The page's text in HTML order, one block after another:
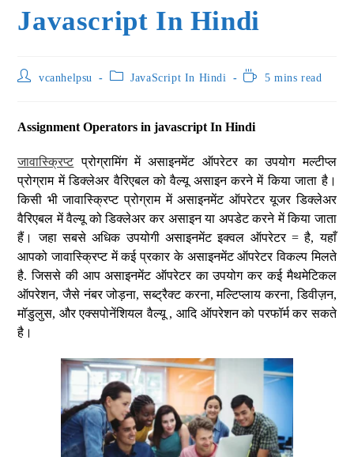
Javascript In Hindi
vcanhelpsu JavaScript In Hindi 5 mins read
Assignment Operators in javascript In Hindi
जावास्क्रिप्टप्रोग्रामिंग में असाइनमेंट ऑपरेटर का उपयोग मल्टीप्ल
प्रोग्राम में डिक्लेअर वैरिएबल को वैल्यू असाइन करने में किया जाता है।
किसी भी जावास्क्रिप्ट प्रोग्राम में असाइनमेंट ऑपरेटर यूजर डिक्लेअर
वैरिएबल में वैल्यू को डिक्लेअर कर असाइन या अपडेट करने में किया जाता
हैं। जहा सबसे अधिक उपयोगी असाइनमेंट इक्वल ऑपरेटर = है, यहाँ
आपको जावास्क्रिप्ट में कई प्रकार के असाइनमेंट ऑपरेटर विकल्प मिलते
है. जिससे की आप असाइनमेंट ऑपरेटर का उपयोग कर कई मैथमेटिकल
ऑपरेशन, जैसे नंबर जोड़ना, सब्ट्रैक्ट करना, मल्टिप्लाय करना, डिवीज़न,
मॉडुलुस, और एक्सपोनेंशियल वैल्यू , आदि ऑपरेशन को परफॉर्म कर सकते
है।